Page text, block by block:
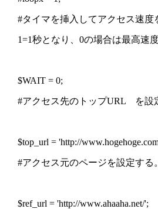
#タイマを挿入してアクセス速度
1=1秒となり、0の場合は最高速
$WAIT = 0;
#アクセス先のトップURL を設
$top_url = 'http://
#アクセス元のページを設定する。
$ref_url = 'http://www.ahaaha.net/';